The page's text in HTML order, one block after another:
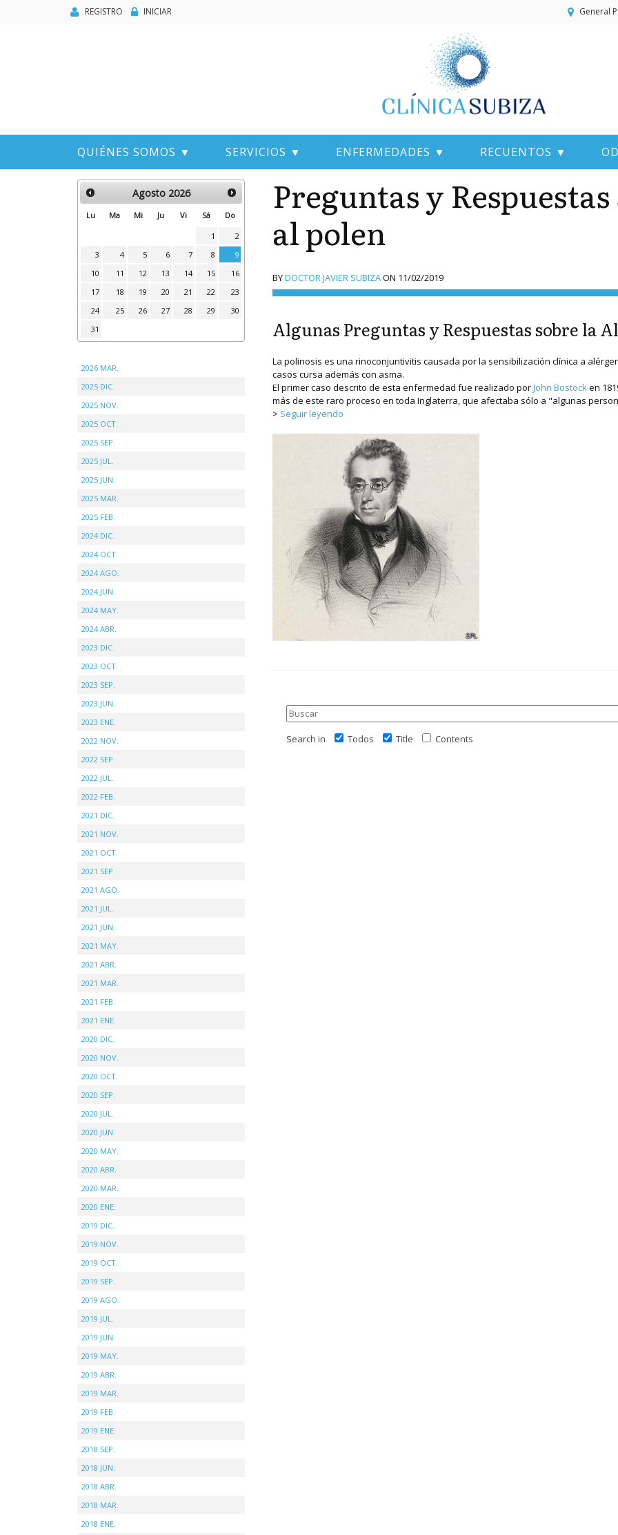
REGISTRO INICIAR General
QUIÉNES SOMOS ▼ SERVICIOS ▼ ENFERMEDADES ▼ RECUENTOS ▼
Preguntas y
al polen
BYDOCTOR JAVIER SUBIZAON 11/02/2019
Algunas Preguntas y Respuestas sobre la
La polinosis es una rinoconjuntivitis causada por la sensibilización clínica a
casos cursa además con asma.
El primer caso descrito de esta enfermedad fue realizado porJohn Bostocken
más de este raro proceso en toda Inglaterra, que afectaba sólo a "algunas
> Seguir leyendo
Search in
Todos Title Contents
Agosto 2026
Lu Ma Mi Ju Vi Sá Do
1
2
3
4 5 6 7 8
9
10
11 12 13 14 15
16
17
18 19 20 21 22
23
24
25 26 27 28 29
30
31
2026 MAR.
2025 DIC.
2025 NOV.
2025 OCT.
2025 SEP.
2025 JUL.
2025 JUN.
2025 MAR.
2025 FEB.
2024 DIC.
2024 OCT.
2024 AGO.
2024 JUN.
2024 MAY.
2024 ABR.
2023 DIC.
2023 OCT.
2023 SEP.
2023 JUN.
2023 ENE.
2022 NOV.
2022 SEP.
2022 JUL.
2022 FEB.
2021 DIC.
2021 NOV.
2021 OCT.
2021 SEP.
2021 AGO.
2021 JUL.
2021 JUN.
2021 MAY.
2021 ABR.
2021 MAR.
2021 FEB.
2021 ENE.
2020 DIC.
2020 NOV.
2020 OCT.
2020 SEP.
2020 JUL.
2020 JUN.
2020 MAY.
2020 ABR.
2020 MAR.
2020 ENE.
2019 DIC.
2019 NOV.
2019 OCT.
2019 SEP.
2019 AGO.
2019 JUL.
2019 JUN.
2019 MAY.
2019 ABR.
2019 MAR.
2019 FEB.
2019 ENE.
2018 SEP.
2018 JUN.
2018 ABR.
2018 MAR.
2018 ENE.